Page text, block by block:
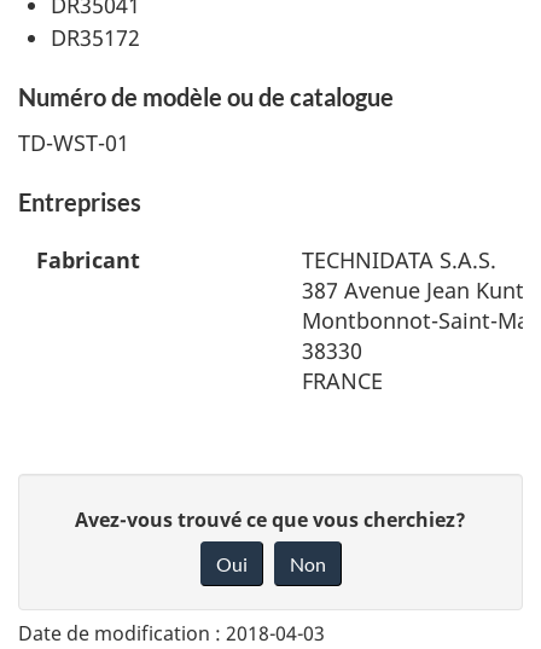
DR35172
Numéro de modèle ou de catalogue
TD-WST-01
Entreprises
Fabricant
TECHNIDATA S.A.S.
387 Avenue Jean
Montbonnot-Saint-
38330
FRANCE
n
Avez-vous trouvé ce que vous cherchiez?
Oui Non
Date de modification : 2018-04-03